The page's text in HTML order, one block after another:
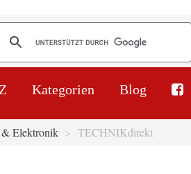
Kategorien Blog
Elektronik TECHNIKdirekt